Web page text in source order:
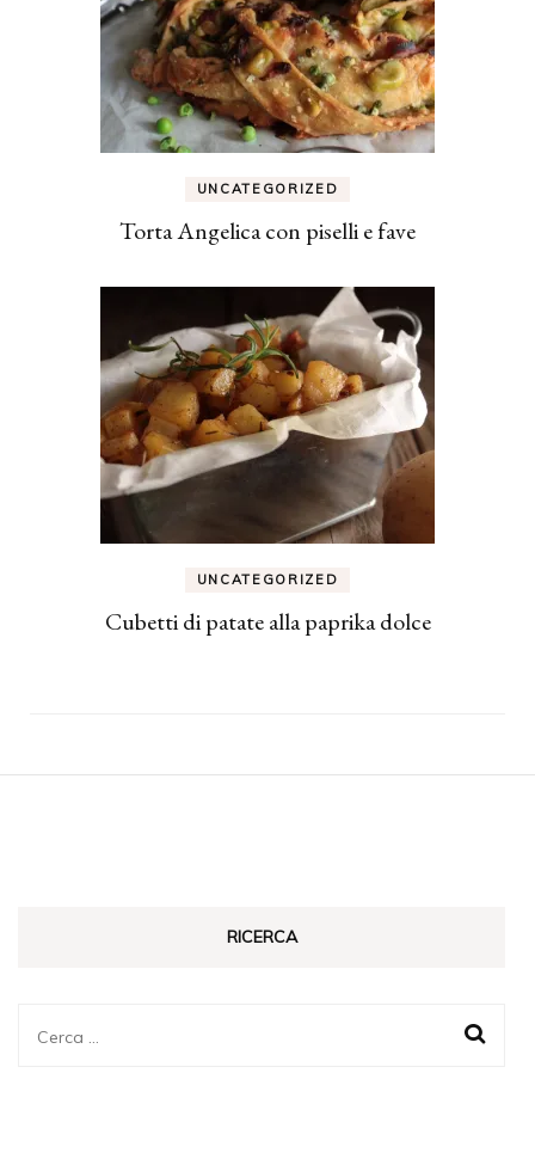
UNCATEGORIZED
Torta Angelica con piselli e fave
UNCATEGORIZED
Cubetti di patate alla paprika dolce
RICERCA
Ricerca